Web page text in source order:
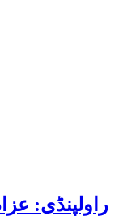
راولپنڈی: